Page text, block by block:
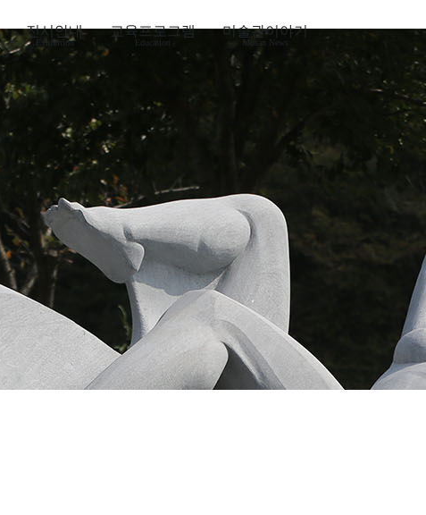
전시안내
Exhibition
교육프로그램
Education
미술관이야기
Mosan News